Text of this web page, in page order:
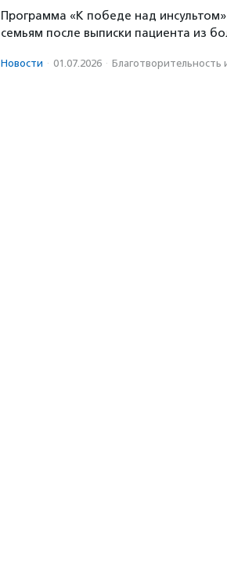
Программа «К победе над
семьям после выписки пациента из
Новости · 01.07.2026 · Благотвори­тель­ность